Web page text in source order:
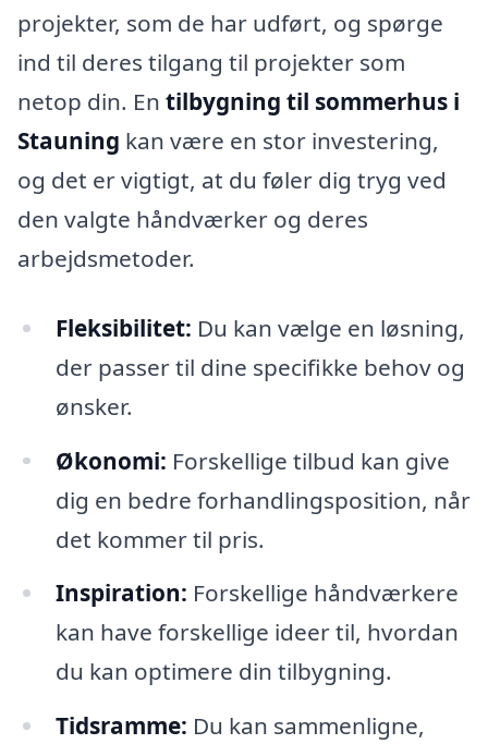
projekter, som de har udført, og spørge
ind til deres tilgang til projekter som
netop din. En tilbygning til sommerhus i
Stauning kan være en stor investering,
og det er vigtigt, at du føler dig tryg ved
den valgte håndværker og deres
arbejdsmetoder.
Fleksibilitet: Du kan vælge en løsning,
der passer til dine specifikke behov og
ønsker.
Økonomi: Forskellige tilbud kan give
dig en bedre forhandlingsposition, når
det kommer til pris.
Inspiration: Forskellige håndværkere
kan have forskellige ideer til, hvordan
du kan optimere din tilbygning.
Tidsramme: Du kan sammenligne,